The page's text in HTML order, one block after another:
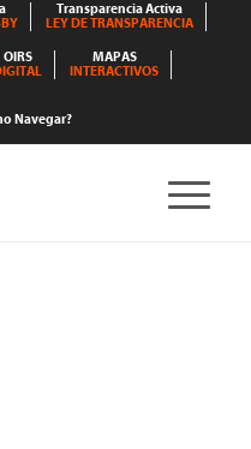
Transparencia Activa
LEY DE TRANSPARENCIA
OIRS
MAPAS
INTERACTIVOS
Navegar?